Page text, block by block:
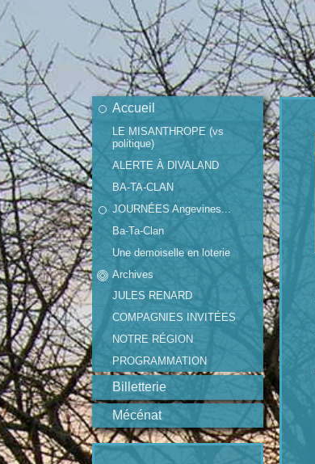
Accueil
LE MISANTHROPE (vs
politique)
ALERTE À DIVALAND
BA-TA-CLAN
JOURNÉES Angevines...
Ba-Ta-Clan
Une demoiselle en loterie
Archives
JULES RENARD
COMPAGNIES INVITÉES
NOTRE RÉGION
PROGRAMMATION
Billetterie
Mécénat